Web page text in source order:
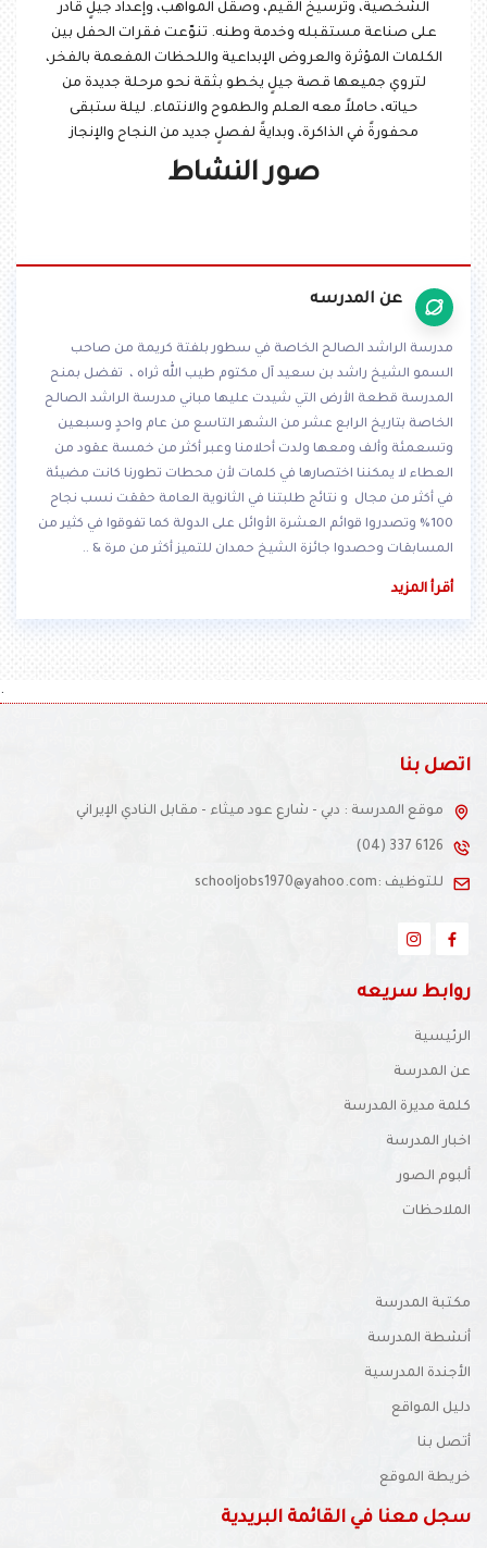
الشخصية، وترسيخ القيم، وصقل المواهب، وإعداد جيلٍ قادر
على صناعة مستقبله وخدمة وطنه. تنوّعت فقرات الحفل بين
الكلمات المؤثرة والعروض الإبداعية واللحظات المفعمة بالفخر،
لتروي جميعها قصة جيلٍ يخطو بثقة نحو مرحلة جديدة من
حياته، حاملاً معه العلم والطموح والانتماء. ليلة ستبقى
محفورةً في الذاكرة، وبدايةً لفصلٍ جديد من النجاح والإنجاز
صور النشاط
عن المدرسه
مدرسة الراشد الصالح الخاصة في سطور بلفتة كريمة من صاحب
السمو الشيخ راشد بن سعيد آل مكتوم طيب الله ثراه ، تفضل بمنح
المدرسة قطعة الأرض التي شيدت عليها مباني مدرسة الراشد الصالح
الخاصة بتاريخ الرابع عشر من الشهر التاسع من عام واحدٍ وسبعين
وتسعمئة وألف ومعها ولدت أحلامنا وعبر أكثر من خمسة عقود من
العطاء لا يمكننا اختصارها في كلمات لأن محطات تطورنا كانت مضيئة
في أكثر من مجال و نتائج طلبتنا في الثانوية العامة حققت نسب نجاح
100% وتصدروا قوائم العشرة الأوائل على الدولة كما تفوقوا في كثير من
المسابقات وحصدوا جائزة الشيخ حمدان للتميز أكثر من مرة & ..
أقرأ المزيد
.
اتصل بنا
موقع المدرسة : دبي - شارع عود ميثاء - مقابل النادي الإيراني
(04) 337 6126
للتوظيف :schooljobs1970@yahoo.com
روابط سريعه
الرئيسية
عن المدرسة
كلمة مديرة المدرسة
اخبار المدرسة
ألبوم الصور
الملاحظات
مكتبة المدرسة
أنشطة المدرسة
الأجندة المدرسية
دليل المواقع
أتصل بنا
خريطة الموقع
سجل معنا في القائمة البريدية